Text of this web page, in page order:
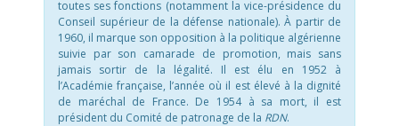
toutes ses fonctions (notamment la vice-présidence du
Conseil supérieur de la défense nationale). À partir de
1960, il marque son opposition à la politique algérienne
suivie par son camarade de promotion, mais sans
jamais sortir de la légalité. Il est élu en 1952 à
l’Académie française, l’année où il est élevé à la dignité
de maréchal de France. De 1954 à sa mort, il est
président du Comité de patronage de la RDN.